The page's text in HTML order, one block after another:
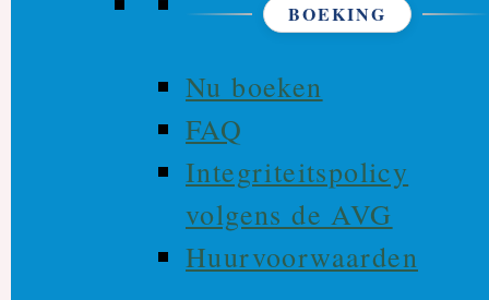
BOEKING
Nu boeken
FAQ
Integriteitspolicy
volgens de AVG
Huurvoorwaarden